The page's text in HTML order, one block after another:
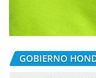
GOBIERNO